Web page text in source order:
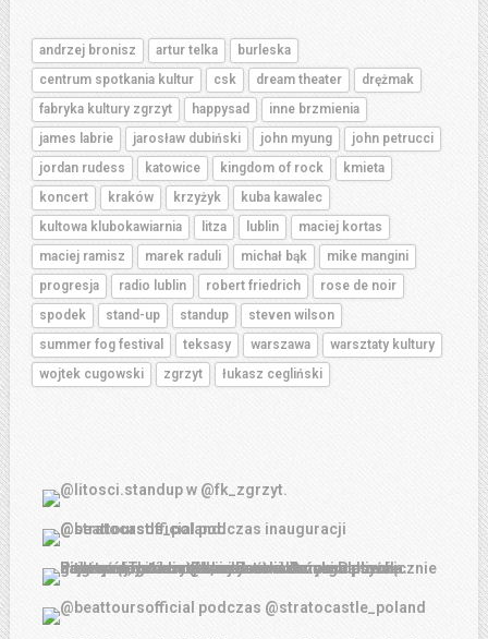
andrzej bronisz artur telka
burleska
centrum spotkania kultur
csk dream theater
drężmak
fabryka kultury zgrzyt
happysad
inne brzmienia
james labrie
jarosław dubiński john myung
john petrucci
jordan rudess
katowice kingdom of rock
kmieta
koncert
kraków krzyżyk
kuba kawalec
kultowa klubokawiarnia
litza lublin
maciej kortas
maciej ramisz
marek raduli michał bąk
mike mangini
progresja
radio lublin robert friedrich
rose de noir
spodek
stand-up standup
steven wilson
summer fog festival
teksasy warszawa
warsztaty kultury
wojtek cugowski
zgrzyt łukasz cegliński